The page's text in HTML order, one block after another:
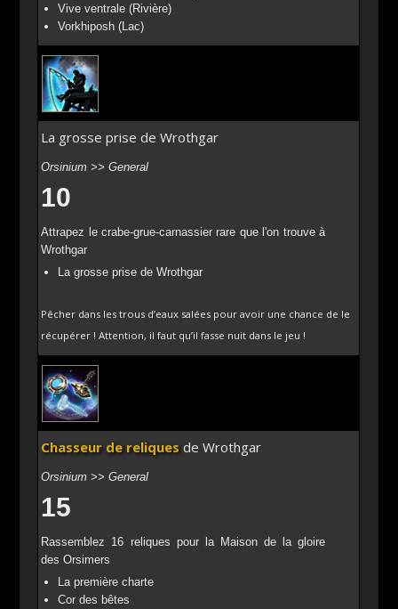
Vive ventrale (Rivière)
Vorkhiposh (Lac)
La grosse prise de Wrothgar
Orsinium >> General
10
Attrapez le crabe-grue-carnassier rare que l'on trouve à
Wrothgar
La grosse prise de Wrothgar
Pêcher dans les trous d’eaux salées pour avoir une chance de le
récupérer ! Attention, il faut qu’il fasse nuit dans le jeu !
Chasseur de reliques de Wrothgar
Orsinium >> General
15
Rassemblez 16 reliques pour la Maison de la gloire
des Orsimers
La première charte
Cor des bêtes